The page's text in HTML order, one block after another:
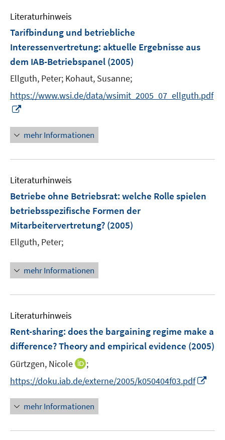
Literaturhinweis
Tarifbindung und betriebliche
Interessenvertretung: aktuelle Ergebnisse aus
dem IAB-Betriebspanel (2005)
Ellguth, Peter; Kohaut, Susanne;
https://www.wsi.de/data/wsimit_2005_07_ellguth.pdf
n
e
u
m
F
n
s
t
r
ö
n
n
mehr Informationen
Literaturhinweis
Betriebe ohne Betriebsrat: welche Rolle spielen
betriebsspezifische Formen der
Mitarbeitervertretung? (2005)
Ellguth, Peter;
mehr Informationen
Literaturhinweis
Rent-sharing: does the bargaining regime make a
difference? Theory and empirical evidence (2005)
Gürtzgen, Nicole
I
n
e
u
;
https://doku.iab.de/externe/2005/k050404f03.pdf
u
mehr Informationen